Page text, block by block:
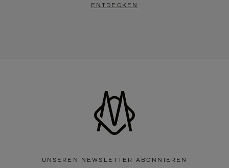
ENTDECKEN
UNSEREN NEWSLETTER ABONNIEREN